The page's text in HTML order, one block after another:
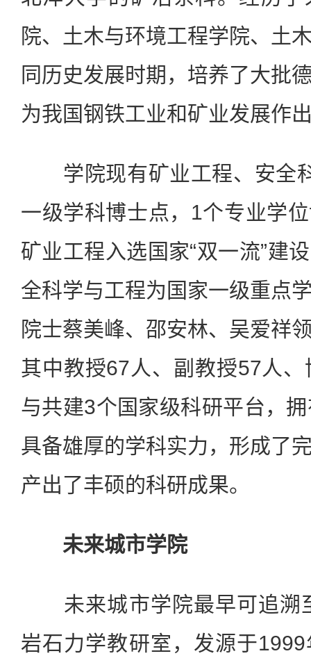
院、土木与环境工程学院、土
同历史发展时期，培养了大批
为我国钢铁工业和矿业发展作
学院现有矿业工程、安全
一级学科博士点，1个专业学
矿业工程入选国家“双一流”建
全科学与工程为国家一级重点
院士蔡美峰、邵安林、吴爱祥
其中教授67人、副教授57人
与共建3个国家级科研平台，
具备雄厚的学科实力，形成了
产出了丰硕的科研成果。
未来城市学院
未来城市学院最早可追溯
岩石力学教研室，发源于